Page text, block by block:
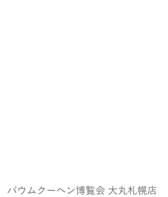
バウムクーヘン博覧会 大丸札幌店